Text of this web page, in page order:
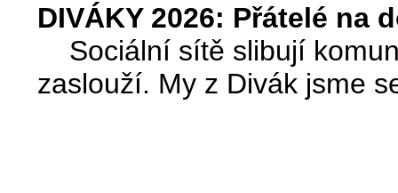
DIVÁKY 2026: Přátelé na
Sociální sítě slibují
zaslouží. My z Divák jsme